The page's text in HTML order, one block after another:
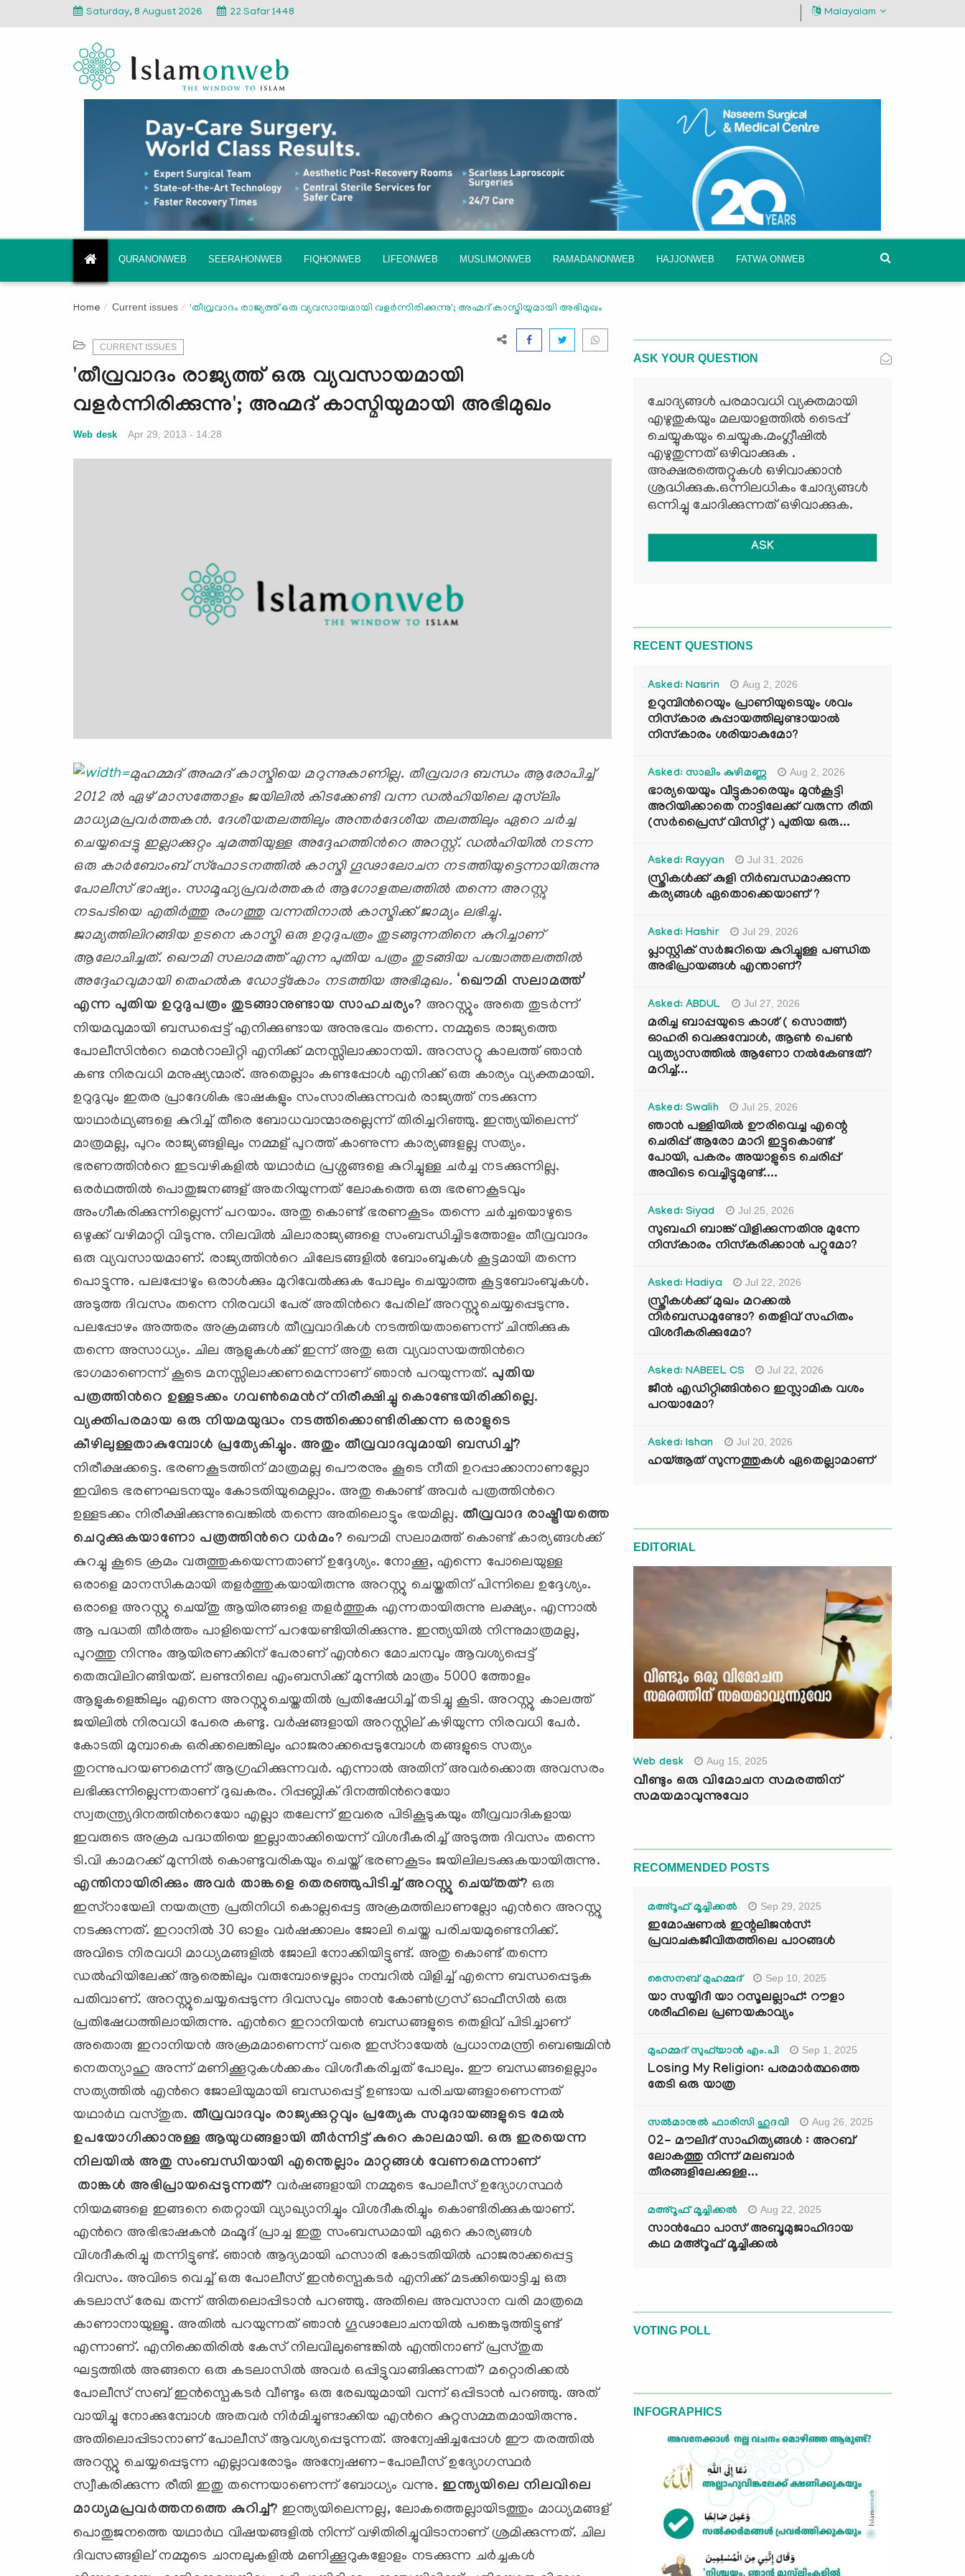
Saturday, 8 August 2026 22 Safar 1448 Malayalam
QURANONWEB SEERAHONWEB FIQHONWEB LIFEONWEB MUSLIMONWEB RAMADANONWEB HAJJONWEB FATWA ONWEB
Home Current issues 'തീവ്രവാദം രാജ്യത്ത് ഒരു വ്യവസായമായി വളര്‍ന്നിരിക്കുന്നു'; അഹ്മദ് കാസ്മിയുമായി അഭിമുഖം
CURRENT ISSUES
'തീവ്രവാദം രാജ്യത്ത് ഒരു വ്യവസായമായി
വളര്‍ന്നിരിക്കുന്നു'; അഹ്മദ് കാസ്മിയുമായി അഭിമുഖം
Web desk Apr 29, 2013 - 14:28
മുഹമ്മദ് അഹ്മദ് കാസ്മിയെ മറുന്നുകാണില്ല. തീവ്രവാദ ബന്ധം ആരോപിച്ച്
2012 ല്‍ ഏഴ് മാസത്തോളം ജയിലില്‍ കിടക്കേണ്ടി വന്ന ഡല്‍ഹിയിലെ മുസ്‌ലിം
മാധ്യമപ്രവര്‍ത്തകന്‍. ദേശീയതലത്തിലും അന്തര്‍ദേശീയ തലത്തിലും ഏറെ ചര്‍ച്ച
ചെയ്യപ്പെട്ടു ഇല്ലാക്കുറ്റം ചുമത്തിയുള്ള അദ്ദേഹത്തിന്‍റെ അറസ്റ്റ്. ഡല്‍ഹിയില്‍ നടന്ന
ഒരു കാര്‍ബോംബ് സ്ഫോടനത്തില്‍ കാസ്മി ഗൂഢാലോചന നടത്തിയുട്ടെന്നായിരുന്നു
പോലീസ് ഭാഷ്യം. സാമൂഹ്യപ്രവര്‍ത്തകര്‍ ‍ആഗോളതലത്തില്‍ തന്നെ അറസ്റ്റു
നടപടിയെ എതിര്‍ത്തു രംഗത്തു വന്നതിനാല്‍ കാസ്മിക്ക് ജാമ്യം ലഭിച്ചു.
ജാമ്യത്തിലിറങ്ങിയ ഉടനെ കാസ്മി ഒരു ഉറുദുപത്രം തുടങ്ങുന്നതിനെ കുറിച്ചാണ്
ആലോചിച്ചത്. ഖൌമി സലാമത്ത് എന്ന പുതിയ പത്രം തുടങ്ങിയ പശ്ചാത്തലത്തില്‍
അദ്ദേഹവുമായി തെഹല്‍ക ഡോട്ട്കോം നടത്തിയ അഭിമുഖം. ‘ഖൌമി സലാമത്ത്’
എന്ന പുതിയ ഉറുദുപത്രം തുടങ്ങാനുണ്ടായ സാഹചര്യം? അറസ്റ്റും അതെ തുടര്‍ന്ന്
നിയമവുമായി ബന്ധപ്പെട്ട് എനിക്കുണ്ടായ അനുഭവം തന്നെ. നമ്മുടെ രാജ്യത്തെ
പോലീസിന്‍റെ മെന്‍റാലിറ്റി എനിക്ക് മനസ്സിലാക്കാനയി. അറസറ്റു കാലത്ത് ഞാന്‍
കണ്ട നിരവധി മനുഷ്യന്മാര്. അതെല്ലാം കണ്ടപ്പോള്‍ എനിക്ക് ഒരു കാര്യം വ്യക്തമായി.
ഉറുദുവും ഇതര പ്രാദേശിക ഭാഷകളും സംസാരിക്കുന്നവര്‍ രാജ്യത്ത് നടക്കുന്ന
യാഥാര്‍ഥ്യങ്ങളെ കുറിച്ച് തീരെ ബോധവാന്മാരല്ലെന്ന് തിരിച്ചറിഞ്ഞു. ഇന്ത്യയിലെന്ന്
മാത്രമല്ല, പുറം രാജ്യങ്ങളിലും നമ്മള് പുറത്ത് കാണുന്ന കാര്യങ്ങളല്ല സത്യം.
ഭരണത്തിന്‍റെ ഇടവഴികളില്‍ യഥാര്‍ഥ പ്രശ്നങ്ങളെ കുറിച്ചുള്ള ചര്‍ച്ച നടക്കുന്നില്ല.
ഒരര്‍ഥത്തില്‍ പൊതുജനങ്ങള് അതറിയുന്നത് ലോകത്തെ ഒരു ഭരണകൂടവും
അംഗീകരിക്കുന്നില്ലെന്ന് പറയാം. അതു കൊണ്ട് ഭരണകൂടം തന്നെ ചര്‍ച്ചയൊഴുടെ
ഒഴുക്ക് വഴിമാറ്റി വിടുന്നു. നിലവില്‍ ചിലാരാജ്യങ്ങളെ സംബന്ധിച്ചിടത്തോളം തീവ്രവാദം
ഒരു വ്യവസായമാണ്. രാജ്യത്തിന്‍റെ ചിലേടങ്ങളില്‍ ബോംബുകള്‍ കൂട്ടമായി തന്നെ
പൊട്ടുന്നു. പലപ്പോഴും ഒരാള്‍ക്കും മുറിവേല്‍ക്കുക പോലും ചെയ്യാത്ത കൂട്ടബോംബുകള്‍.
അടുത്ത ദിവസം തന്നെ നിരവധി പേര് അതിന്‍റെ പേരില് അറസ്റ്റുചെയ്യപ്പെടുന്നു.
പലപ്പോഴം അത്തരം അക്രമങ്ങള്‍ തീവ്രവാദികള്‍ നടത്തിയതാണെന്ന് ചിന്തിക്കുക
തന്നെ അസാധ്യം. ചില ആളുകള്‍ക്ക് ഇന്ന് അതു ഒരു വ്യവാസയത്തിന്‍റെ
ഭാഗമാണെന്ന് കൂടെ മനസ്സിലാക്കണമെന്നാണ് ഞാന്‍ പറയുന്നത്. പുതിയ
പത്രത്തിന്‍റെ ഉള്ളടക്കം ഗവണ്‍മെന്‍റ് നിരീക്ഷിച്ചു കൊണ്ടേയിരിക്കില്ലെ.
വ്യക്തിപരമായ ഒരു നിയമയുദ്ധം നടത്തിക്കൊണ്ടിരിക്കന്ന ഒരാളുടെ
കീഴിലുള്ളതാകുമ്പോള്‍ പ്രത്യേകിച്ചും. അതും തീവ്രവാദവുമായി ബന്ധിച്ച്?
നിരീക്ഷക്കട്ടെ. ഭരണകൂടത്തിന് മാത്രമല്ല പൌരനും കൂടെ നീതി ഉറപ്പാക്കാനാണല്ലോ
ഇവിടെ ഭരണഘടനയും കോടതിയുമെല്ലാം. അതു കൊണ്ട് അവര്‍ പത്രത്തിന്‍റെ
ഉള്ളടക്കം നിരീക്ഷിക്കുന്നുവെങ്കില്‍ തന്നെ അതിലൊട്ടും ഭയമില്ല. തീവ്രവാദ രാഷ്ട്രീയത്തെ
ചെറുക്കുകയാണോ പത്രത്തിന്‍റെ ധര്‍മം? ഖൌമി സലാമത്ത് കൊണ്ട് കാര്യങ്ങള്‍ക്ക്
കുറച്ചു കൂടെ ക്രമം വരുത്തുകയെന്നതാണ് ഉദ്ദേശ്യം. നോക്കൂ, എന്നെ പോലെയുള്ള
ഒരാളെ മാനസികമായി തളര്‍ത്തുകയായിരുന്നു അറസ്റ്റു ചെയ്തതിന് പിന്നിലെ ഉദ്ദേശ്യം.
ഒരാളെ അറസ്റ്റു ചെയ്തു ആയിരങ്ങളെ തളര്‍ത്തുക എന്നതായിരുന്നു ലക്ഷ്യം. എന്നാല്‍
ആ പദ്ധതി തീര്‍ത്തം പാളിയെന്ന് പറയേണ്ടിയിരിക്കുന്നു. ഇന്ത്യയില്‍ നിന്നുമാത്രമല്ല,
പുറത്തു നിന്നും ആയിരണക്കിന് പേരാണ് എന്‍റെ മോചനവും ആവശ്യപ്പെട്ട്
തെരുവിലിറങ്ങിയത്. ലണ്ടനിലെ ‍എംബസിക്ക് മുന്നില്‍ മാത്രം 5000 ത്തോളം
ആളുകളെങ്കിലും എന്നെ അറസ്റ്റുചെയ്തതില്‍ പ്രതിഷേധിച്ച് തടിച്ചു കൂടി. അറസ്റ്റു കാലത്ത്
ജയിലില്‍ നിരവധി പേരെ കണ്ടു. വര്‍ഷങ്ങളായി അറസ്റ്റില് ‍കഴിയുന്ന നിരവധി പേര്‍.
കോടതി മുമ്പാകെ ഒരിക്കലെങ്കിലും ഹാജരാക്കപ്പെടുമ്പോള്‍ തങ്ങളുടെ സത്യം
തുറന്നുപറയണമെന്ന് ആഗ്രഹിക്കുന്നവര്‍. എന്നാല്‍ അതിന് അവര്‍ക്കൊരു അവസരം
ലഭിക്കുന്നില്ലെന്നതാണ് ദുഖകരം. റിപ്പബ്ലിക് ദിനത്തിന്‍റെയോ
സ്വതന്ത്ര്യദിനത്തിന്‍റെയോ എല്ലാ തലേന്ന് ഇവരെ പിടികൂടുകയും തീവ്രവാദികളായ
ഇവരുടെ അക്രമ പദ്ധതിയെ ഇല്ലാതാക്കിയെന്ന് വിശദീകരിച്ച് അടുത്ത ദിവസം തന്നെ
ടി.വി കാമറക്ക് മുന്നില്‍ കൊണ്ടുവരികയും ചെയ്ത് ഭരണകൂടം ജയിലിലടക്കുകയായിരുന്നു.
എന്തിനായിരിക്കും അവര്‍ താങ്കളെ തെരഞ്ഞുപിടിച്ച് അറസ്റ്റു ചെയ്തത്? ഒരു
ഇസ്റായേലി നയതന്ത്ര പ്രതിനിധി കൊല്ലപ്പെട്ട അക്രമത്തിലാണല്ലോ എന്‍റെ അറസ്റ്റു
നടക്കുന്നത്. ഇറാനില്‍ 30 ഓളം വര്‍ഷക്കാലം ജോലി ചെയ്ത പരിചയമുണ്ടെനിക്ക്.
അവിടെ നിരവധി മാധ്യമങ്ങളില്‍ ജോലി നോക്കിയിട്ടുണ്ട്. അതു കൊണ്ട് തന്നെ
ഡല്‍ഹിയിലേക്ക് ആരെങ്കിലും വരുമ്പോഴെല്ലാം നമ്പറില്‍ വിളിച്ച് എന്നെ ബന്ധപ്പെടുക
പതിവാണ്. അറസ്റ്റുചെയ്യപ്പെടുന്ന ദിവസവും ഞാന്‍ കോണ്‍ഗ്രസ് ഓഫീസില്‍ ഒരു
പ്രതിഷേധത്തിലായിരുന്നു. എന്‍റെ ഇറാനിയന്‍ ബന്ധങ്ങളുടെ തെളിവ് പിടിച്ചാണ്
അതൊരു ഇറാനിയന്‍ അക്രമമാണെന്ന് വരെ ഇസ്റായേല്‍ പ്രധാനമന്ത്രി ബെഞ്ചമിന്‍
നെതന്യാഹു അന്ന് മണിക്കൂറുകള്‍ക്കകം വിശദീകരിച്ചത് പോലും. ഈ ബന്ധങ്ങളെല്ലാം
സത്യത്തില്‍ എന്‍റെ ജോലിയുമായി ബന്ധപ്പെട്ട് ഉണ്ടായ പരിചയങ്ങളാണെന്നത്
യഥാര്‍ഥ വസ്തുത. തീവ്രവാദവും രാജ്യക്കുറ്റവും പ്രത്യേക സമുദായങ്ങളുടെ മേല്‍
ഉപയോഗിക്കാനുള്ള ആയുധങ്ങളായി തീര്‍ന്നിട്ട് കുറെ കാലമായി. ഒരു ഇരയെന്ന
നിലയില്‍ അതു സംബന്ധിയായി എന്തെല്ലാം മാറ്റങ്ങള്‍ വേണമെന്നാണ്
താങ്കള്‍ അഭിപ്രായപ്പെടുന്നത്? വര്‍ഷങ്ങളായി നമ്മുടെ പോലീസ് ഉദ്യോഗസ്ഥര്‍
നിയമങ്ങളെ ഇങ്ങനെ തെറ്റായി വ്യാഖ്യാനിച്ചും വിശദീകരിച്ചും കൊണ്ടിരിക്കുകയാണ്.
എന്‍റെ അഭിഭാഷകന്‍ മഹ്മൂദ് പ്രാച്ച ഇതു സംബന്ധമായി ഏറെ കാര്യങ്ങള്‍
വിശദീകരിച്ചു തന്നിട്ടുണ്ട്. ഞാന്‍ ആദ്യമായി ഹസാരി കോടതിയില്‍ ഹാജരാക്കപ്പെട്ട
ദിവസം. അവിടെ വെച്ച് ഒരു പോലീസ് ഇന്‍സ്പെകടര്‍ എനിക്ക് മടക്കിയൊട്ടിച്ച ഒരു
കടലാസ് രേഖ തന്ന് അിതലൊപ്പിടാന്‍ പറഞ്ഞു. അതിലെ അവസാന വരി മാത്രമെ
കാണാനായുള്ളൂ. അതില്‍ പറയുന്നത് ഞാന്‍ ഗൂഢാലോചനയില്‍ പങ്കെടുത്തിട്ടുണ്ട്
എന്നാണ്. എനിക്കെതിരില്‍ കേസ് നിലവിലുണ്ടെങ്കില്‍ എന്തിനാണ് പ്രസ്തുത
ഘട്ടത്തില്‍ അങ്ങനെ ഒരു കടലാസില്‍ അവര്‍ ഒപ്പിട്ടുവാങ്ങിക്കുന്നത്? മറ്റൊരിക്കല്‍
പോലീസ് സബ് ഇന്‍സ്പെകടര്‍ വീണ്ടും ഒരു രേഖയുമായി വന്ന് ഒപ്പിടാന്‍ പറഞ്ഞു. അത്
വായിച്ചു നോക്കുമ്പോള്‍ അതവര്‍ നിര്‍മിച്ചുണ്ടാക്കിയ എന്‍റെ കുറ്റസമ്മതമായിരുന്നു.
അതിലൊപ്പിടാനാണ് പോലീസ് ആവശ്യപ്പെടുന്നത്. അന്വേഷിച്ചപ്പോള്‍ ഈ തരത്തില്‍
അറസ്റ്റു ചെയ്യപ്പെടുന്ന എല്ലാവരോടും അന്വേഷണ-പോലീസ് ഉദ്യോഗസ്ഥര്‍
സ്വീകരിക്കുന്ന രീതി ഇതു തന്നെയാണെന്ന് ബോധ്യം വന്നു. ഇന്ത്യയിലെ നിലവിലെ
മാധ്യമപ്രവര്‍ത്തനത്തെ കുറിച്ച്? ഇന്ത്യയിലെന്നല്ല, ലോകത്തെല്ലായിടത്തും മാധ്യമങ്ങള്
പൊതുജനത്തെ യഥാര്‍ഥ വിഷയങ്ങളില്‍ നിന്ന് വഴിതിരിച്ചുവിടാനാണ് ശ്രമിക്കുന്നത്. ചില
ദിവസങ്ങളില് നമ്മുടെ ചാനലുകളില്‍ മണിക്കൂറുകളോളം നടക്കുന്ന ചര്‍ച്ചകള്‍
ASK YOUR QUESTION
ചോദ്യങ്ങള്‍ പരമാവധി വ്യക്തമായി
എഴുതുകയും മലയാളത്തില്‍ ടൈപ്പ്
ചെയ്യുകയും ചെയ്യുക.മംഗ്ലീഷില്‍
എഴുതുന്നത് ഒഴിവാക്കുക .
അക്ഷരത്തെറ്റുകള്‍ ഒഴിവാക്കാന്‍
ശ്രദ്ധിക്കുക.ഒന്നിലധികം ചോദ്യങ്ങള്‍
ഒന്നിച്ചു ചോദിക്കുന്നത് ഒഴിവാക്കുക.
ASK
RECENT QUESTIONS
Asked: Nasrin Aug 2, 2026
ഉറുമ്പിന്‍റെയും പ്രാണിയുടെയും ശവം
നിസ്കാര കുപ്പായത്തിലുണ്ടായാൽ
നിസ്കാരം ശരിയാകുമോ?
Asked: സാലിം കുഴിമണ്ണ Aug 2, 2026
ഭാര്യയെയും വീട്ടുകാരെയും മുൻകൂട്ടി
അറിയിക്കാതെ നാട്ടിലേക്ക് വരുന്ന രീതി
(സർപ്രൈസ് വിസിറ്റ് ) പുതിയ ഒരു...
Asked: Rayyan Jul 31, 2026
സ്ത്രികൾക്ക് കുളി നിർബന്ധമാക്കുന്ന
കര്യങ്ങൾ ഏതൊക്കെയാണ് ?
Asked: Hashir Jul 29, 2026
പ്ലാസ്റ്റിക് സർജറിയെ കുറിച്ചുള്ള പണ്ഡിത
അഭിപ്രായങ്ങൾ എന്താണ്?
Asked: ABDUL Jul 27, 2026
മരിച്ച ബാപ്പയുടെ കാശ് ( സൊത്ത്)
ഓഹരി വെക്കുമ്പോൾ, ആണ്‍ പെണ്‍
വ്യത്യാസത്തില്‍ ആണോ നല്‍കേണ്ടത്?
മറിച്ച്...
Asked: Swalih Jul 25, 2026
ഞാൻ പള്ളിയിൽ ഊരിവെച്ച എന്റെ
ചെരിപ്പ് ആരോ മാറി ഇട്ടുകൊണ്ട്
പോയി, പകരം അയാളുടെ ചെരിപ്പ്
അവിടെ വെച്ചിട്ടുമുണ്ട്....
Asked: Siyad Jul 25, 2026
സുബഹി ബാങ്ക് വിളിക്കുന്നതിനു മുന്നേ
നിസ്കാരം നിസ്കരിക്കാൻ പറ്റുമോ?
Asked: Hadiya Jul 22, 2026
സ്ത്രീകൾക്ക് മുഖം മറക്കൽ
നിർബന്ധമുണ്ടോ? തെളിവ് സഹിതം
വിശദീകരിക്കുമോ?
Asked: NABEEL CS Jul 22, 2026
ജീൻ എഡിറ്റിങ്ങിന്‍റെ ഇസ്ലാമിക വശം
പറയാമോ?
Asked: Ishan Jul 20, 2026
ഹയ്ആത് സുന്നത്തുകൾ ഏതെല്ലാമാണ്
EDITORIAL
Web desk Aug 15, 2025
വീണ്ടും ഒരു വിമോചന സമരത്തിന്
സമയമാവുന്നുവോ
RECOMMENDED POSTS
മഅ്റൂഫ് മൂച്ചിക്കല്‍ Sep 29, 2025
ഇമോഷണൽ ഇന്റലിജൻസ്:
പ്രവാചകജീവിതത്തിലെ പാഠങ്ങൾ
സൈനബ് മുഹമ്മദ് Sep 10, 2025
യാ സയ്യിദീ യാ റസൂലല്ലാഹ്: റൗളാ
ശരീഫിലെ പ്രണയകാവ്യം
മുഹമ്മദ് സുഫ്‌യാൻ എം.പി Sep 1, 2025
Losing My Religion: പരമാർത്ഥത്തെ
തേടി ഒരു യാത്ര
സൽമാനുൽ ഫാരിസി ഹുദവി Aug 26, 2025
02- മൗലിദ് സാഹിത്യങ്ങൾ : അറബ്
ലോകത്തു നിന്ന് മലബാർ
തീരങ്ങളിലേക്കുള്ള...
മഅ്റൂഫ് മൂച്ചിക്കല്‍ Aug 22, 2025
സാൻഫോ പാസ് അബൂമുജാഹിദായ
കഥ മഅ്റൂഫ് മൂച്ചിക്കല്‍
VOTING POLL
INFOGRAPHICS